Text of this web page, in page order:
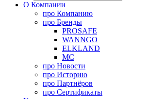
О Компании
про Компанию
про Бренды
PROSAFE
WANNGO
ELKLAND
MC
про Новости
про Историю
про Партнёров
про Сертификаты